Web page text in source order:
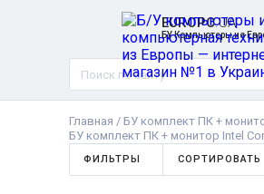
EUROPC.UA
БУ Компьютеры из
Главная / БУ комплект ПК +
БУ комплект ПК + монитор Intel
ФИЛЬТРЫ СОРТИРОВАТЬ